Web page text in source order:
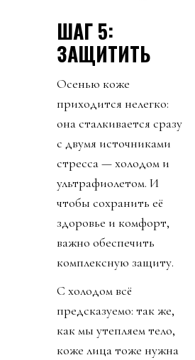
ШАГ 5:
ЗАЩИТИТЬ
Осенью коже
приходится нелегко:
она сталкивается сразу
с двумя источниками
стресса — холодом и
ультрафиолетом. И
чтобы сохранить её
здоровье и комфорт,
важно обеспечить
комплексную защиту.
С холодом всё
предсказуемо: так же,
как мы утепляем тело,
коже лица тоже нужна